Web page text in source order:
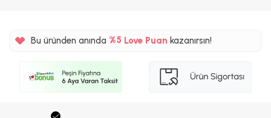
Bu üründen anında %5
%5
Love Puan kazanırsın!